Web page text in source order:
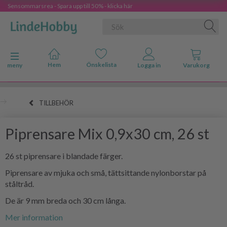
Sensommarsrea - Spara upp till 50% - klicka här
Ändra navigering
meny
TILLBEHÖR
Piprensare Mix 0,9x30 cm, 26 st
26 st piprensare i blandade färger.
Piprensare av mjuka och små, tättsittande nylonborstar på
ståltråd.
De är 9 mm breda och 30 cm långa.
Mer information